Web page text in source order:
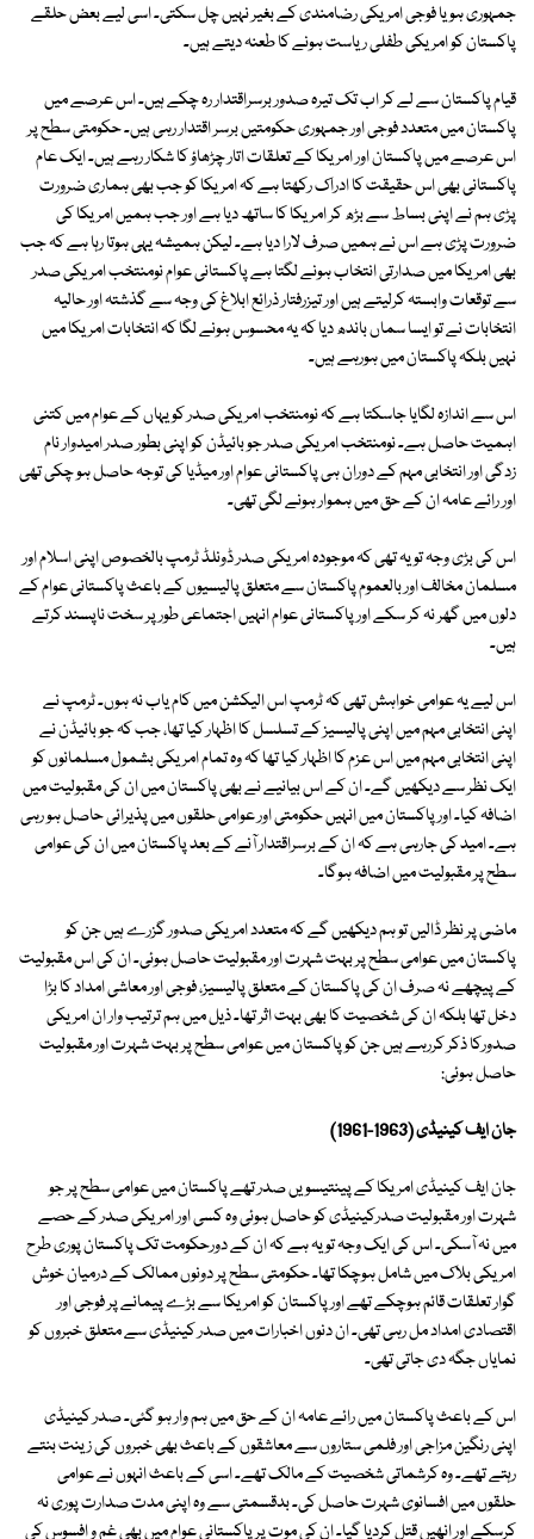
جمہوری ہو یا فوجی امریکی رضامندی کے بغیر نہیں چل سکتی۔ اسی لیے بعض حلقے
پاکستان کو امریکی طفلی ریاست ہونے کا طعنہ دیتے ہیں۔
قیام پاکستان سے لے کر اب تک تیرہ صدور برسراقتدار رہ چکے ہیں۔ اس عرصے میں
پاکستان میں متعدد فوجی اور جمہوری حکومتیں برسر اقتدار رہی ہیں۔ حکومتی سطح پر
اس عرصے میں پاکستان اور امریکا کے تعلقات اتار چڑھاؤ کا شکار رہے ہیں۔ ایک عام
پاکستانی بھی اس حقیقت کا ادراک رکھتا ہے کہ امریکا کو جب بھی ہماری ضرورت
پڑی ہم نے اپنی بساط سے بڑھ کر امریکا کا ساتھ دیا ہے اور جب ہمیں امریکا کی
ضرورت پڑی ہے اس نے ہمیں صرف لارا دیا ہے۔ لیکن ہمیشہ یہی ہوتا رہا ہے کہ جب
بھی امریکا میں صدارتی انتخاب ہونے لگتا ہے پاکستانی عوام نومنتخب امریکی صدر
سے توقعات وابستہ کرلیتے ہیں اور تیزرفتار ذرائع ابلاغ کی وجہ سے گذشتہ اور حالیہ
انتخابات نے تو ایسا سماں باندھ دیا کہ یہ محسوس ہونے لگا کہ انتخابات امریکا میں
نہیں بلکہ پاکستان میں ہورہے ہیں۔
اس سے اندازہ لگایا جاسکتا ہے کہ نومنتخب امریکی صدر کو یہاں کے عوام میں کتنی
اہمیت حاصل ہے۔ نومنتخب امریکی صدر جو بائیڈن کو اپنی بطور صدر امیدوار نام
زدگی اور انتخابی مہم کے دوران ہی پاکستانی عوام اور میڈیا کی توجہ حاصل ہو چکی تھی
اور رائے عامہ ان کے حق میں ہموار ہونے لگی تھی۔
اس کی بڑی وجہ تو یہ تھی کہ موجودہ امریکی صدر ڈونلڈ ٹرمپ بالخصوص اپنی اسلام اور
مسلمان مخالف اور بالعموم پاکستان سے متعلق پالیسیوں کے باعث پاکستانی عوام کے
دلوں میں گھر نہ کر سکے اور پاکستانی عوام انہیں اجتماعی طور پر سخت ناپسند کرتے
ہیں۔
اس لیے یہ عوامی خواہش تھی کہ ٹرمپ اس الیکشن میں کام یاب نہ ہوں۔ ٹرمپ نے
اپنی انتخابی مہم میں اپنی پالیسیز کے تسلسل کا اظہار کیا تھا، جب کہ جو بائیڈن نے
اپنی انتخابی مہم میں اس عزم کا اظہار کیا تھا کہ وہ تمام امریکی بشمول مسلمانوں کو
ایک نظر سے دیکھیں گے۔ ان کے اس بیانیے نے بھی پاکستان میں ان کی مقبولیت میں
اضافہ کیا۔ اور پاکستان میں انہیں حکومتی اور عوامی حلقوں میں پذیرائی حاصل ہو رہی
ہے۔ امید کی جارہی ہے کہ ان کے برسراقتدار آنے کے بعد پاکستان میں ان کی عوامی
سطح پر مقبولیت میں اضافہ ہوگا۔
ماضی پر نظر ڈالیں تو ہم دیکھیں گے کہ متعدد امریکی صدور گزرے ہیں جن کو
پاکستان میں عوامی سطح پر بہت شہرت اور مقبولیت حاصل ہوئی۔ ان کی اس مقبولیت
کے پیچھے نہ صرف ان کی پاکستان کے متعلق پالیسیز، فوجی اور معاشی امداد کا بڑا
دخل تھا بلکہ ان کی شخصیت کا بھی بہت اثر تھا۔ ذیل میں ہم ترتیب وار ان امریکی
صدورکا ذکر کررہے ہیں جن کو پاکستان میں عوامی سطح پر بہت شہرت اور مقبولیت
حاصل ہوئی:
جان ایف کینیڈی (1963-1961)
جان ایف کینیڈی امریکا کے پینتیسویں صدر تھے پاکستان میں عوامی سطح پر جو
شہرت اور مقبولیت صدرکینیڈی کو حاصل ہوئی وہ کسی اور امریکی صدر کے حصے
میں نہ آسکی۔ اس کی ایک وجہ تو یہ ہے کہ ان کے دورحکومت تک پاکستان پوری طرح
امریکی بلاک میں شامل ہوچکا تھا۔ حکومتی سطح پر دونوں ممالک کے درمیان خوش
گوار تعلقات قائم ہوچکے تھے اور پاکستان کو امریکا سے بڑے پیمانے پر فوجی اور
اقتصادی امداد مل رہی تھی۔ ان دنوں اخبارات میں صدر کینیڈی سے متعلق خبروں کو
نمایاں جگہ دی جاتی تھی۔
اس کے باعث پاکستان میں رائے عامہ ان کے حق میں ہم وار ہو گئی۔ صدر کینیڈی
اپنی رنگین مزاجی اور فلمی ستاروں سے معاشقوں کے باعث بھی خبروں کی زینت بنتے
رہتے تھے۔ وہ کرشماتی شخصیت کے مالک تھے۔ اسی کے باعث انہوں نے عوامی
حلقوں میں افسانوی شہرت حاصل کی۔ بدقسمتی سے وہ اپنی مدت صدارت پوری نہ
کرسکے اور انھیں قتل کردیا گیا۔ ان کی موت پر پاکستانی عوام میں بھی غم و افسوس کی